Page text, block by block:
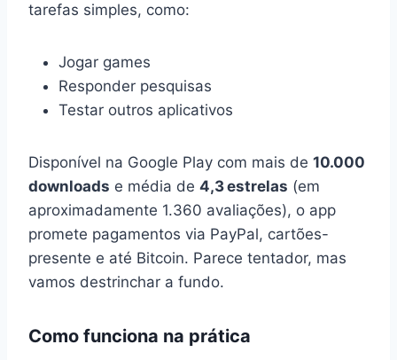
tarefas simples, como:
Jogar games
Responder pesquisas
Testar outros aplicativos
Disponível na Google Play com mais de 10.000
downloads e média de 4,3 estrelas (em
aproximadamente 1.360 avaliações), o app
promete pagamentos via PayPal, cartões-
presente e até Bitcoin. Parece tentador, mas
vamos destrinchar a fundo.
Como funciona na prática